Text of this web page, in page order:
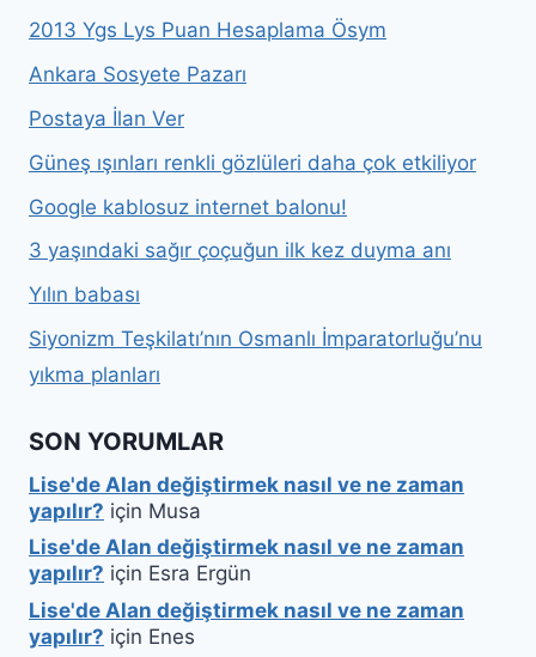
2013 Ygs Lys Puan Hesaplama Ösym
Ankara Sosyete Pazarı
Postaya İlan Ver
Güneş ışınları renkli gözlüleri daha çok etkiliyor
Google kablosuz internet balonu!
3 yaşındaki sağır çoçuğun ilk kez duyma anı
Yılın babası
Siyonizm Teşkilatı’nın Osmanlı İmparatorluğu’nu
yıkma planları
SON YORUMLAR
Lise'de Alan değiştirmek nasıl ve ne zaman
yapılır? için Musa
Lise'de Alan değiştirmek nasıl ve ne zaman
yapılır? için Esra Ergün
Lise'de Alan değiştirmek nasıl ve ne zaman
yapılır? için Enes